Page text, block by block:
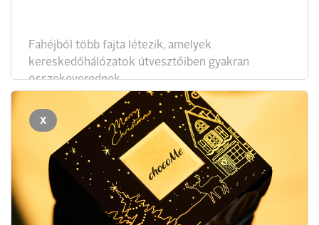
Fahéjból több fajta létezik, amelyek
kereskedőhálózatok útvesztőiben gyakran
összekeverednek.
X